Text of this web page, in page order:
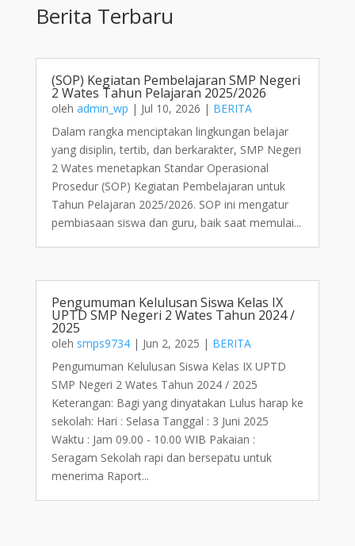
Berita Terbaru
(SOP) Kegiatan Pembelajaran SMP Negeri
2 Wates Tahun Pelajaran 2025/2026
oleh admin_wp | Jul 10, 2026 | BERITA
Dalam rangka menciptakan lingkungan belajar
yang disiplin, tertib, dan berkarakter, SMP Negeri
2 Wates menetapkan Standar Operasional
Prosedur (SOP) Kegiatan Pembelajaran untuk
Tahun Pelajaran 2025/2026. SOP ini mengatur
pembiasaan siswa dan guru, baik saat memulai...
Pengumuman Kelulusan Siswa Kelas IX
UPTD SMP Negeri 2 Wates Tahun 2024 /
2025
oleh smps9734| Jun 2, 2025 | BERITA
Pengumuman Kelulusan Siswa Kelas IX UPTD
SMP Negeri 2 Wates Tahun 2024 / 2025
Keterangan: Bagi yang dinyatakan Lulus harap ke
sekolah: Hari : Selasa Tanggal : 3 Juni 2025
Waktu : Jam 09.00 - 10.00 WIB Pakaian :
Seragam Sekolah rapi dan bersepatu untuk
menerima Raport...